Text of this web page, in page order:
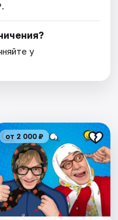
у
от 2 000 ₽